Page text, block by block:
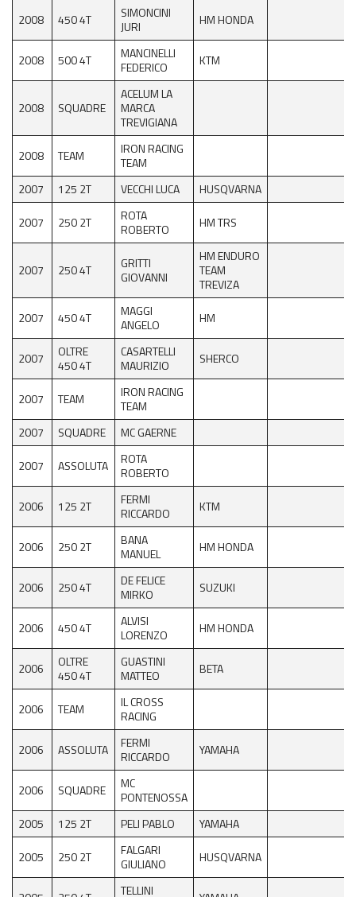
2008 450 4T
SIMONCINI
JURI
HM HONDA
2008 500 4T
MANCINELLI
FEDERICO
KTM
2008 SQUADRE
ACELUM LA
MARCA
TREVIGIANA
2008
TEAM
IRON RACING
TEAM
2007
125 2T VECCHI LUCA
HUSQVARNA
2007
250 2T
ROTA
ROBERTO
HM TRS
2007 250 4T
GRITTI
GIOVANNI
HM ENDURO
TEAM
TREVIZA
2007
450 4T
MAGGI
ANGELO
HM
2007
OLTRE
450 4T
CASARTELLI
MAURIZIO
SHERCO
2007 TEAM
IRON RACING
TEAM
2007
SQUADRE
MC GAERNE
2007
ASSOLUTA
ROTA
ROBERTO
2006
125 2T
FERMI
RICCARDO
KTM
2006 250 2T
BANA
MANUEL
HM HONDA
2006 250 4T
DE FELICE
MIRKO
SUZUKI
2006 450 4T
ALVISI
LORENZO
HM HONDA
2006
OLTRE
450 4T
GUASTINI
MATTEO
BETA
2006 TEAM
IL CROSS
RACING
2006
ASSOLUTA
FERMI
RICCARDO
YAMAHA
2006 SQUADRE
MC
PONTENOSSA
2005
125 2T PELI PABLO
YAMAHA
2005
250 2T
FALGARI
GIULIANO
HUSQVARNA
TELLINI